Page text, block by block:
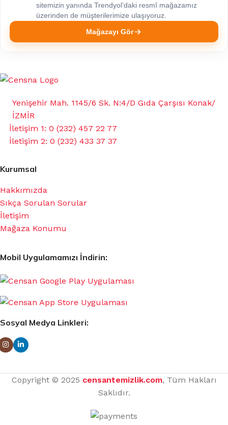
sitemizin yanında Trendyol’daki resmî mağazamız
üzerinden de müşterilerimize ulaşıyoruz.
Mağazayı Gör
Yenişehir Mah. 1145/6 Sk. N:4/D Gıda Çarşısı Konak/
İZMİR
İletişim 1: 0 (232) 457 22 77
İletişim 2: 0 (232) 433 37 37
Kurumsal
Hakkımızda
Sıkça Sorulan Sorular
İletişim
Mağaza Konumu
Mobil Uygulamamızı İndirin:
Sosyal Medya Linkleri:
Copyright © 2025 censantemizlik.com, Tüm Hakları
Saklıdır.